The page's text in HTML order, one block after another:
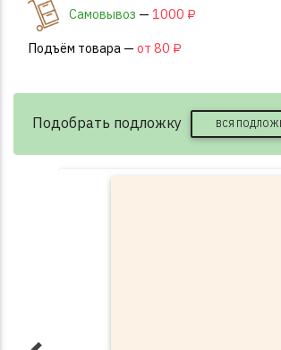
Самовывоз — 1000 ₽
Подъём товара — от 80 ₽
Подобрать подложку ВСЯ